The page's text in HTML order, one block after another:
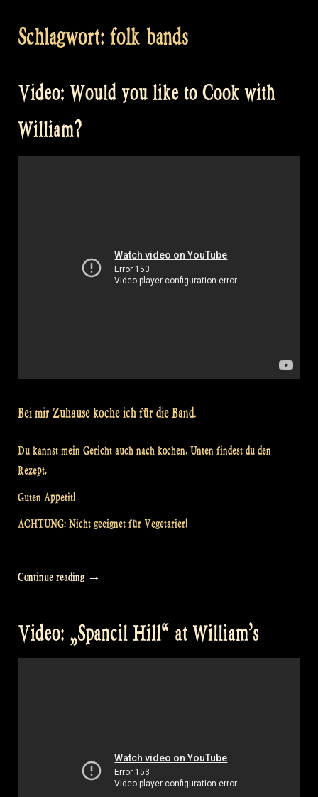
Schlagwort: folk bands
Video: Would you like to Cook with
William?
Bei mir Zuhause koche ich für die Band.
Du kannst mein Gericht auch nach kochen. Unten findest du den
Rezept.
Guten Appetit!
ACHTUNG: Nicht geeignet für Vegetarier!
Continue reading „Video:
like
to
→
Video: „Spancil Hill“ at William’s